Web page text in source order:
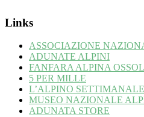
Links
ASSOCIAZIONE
ADUNATE ALPINI
FANFARA ALPINA
5 PER MILLE
L’ALPINO
MUSEO NAZIONALE
ADUNATA STORE